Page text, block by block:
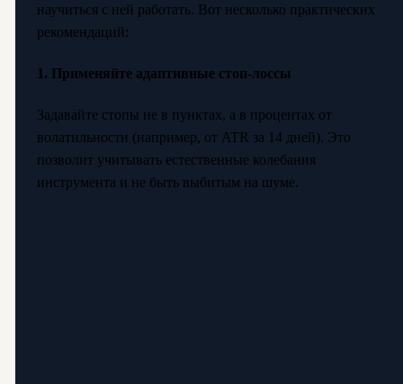
научиться с ней работать. Вот несколько практических
рекомендаций:
1. Применяйте адаптивные стоп-лоссы
Задавайте стопы не в пунктах, а в процентах от
волатильности (например, от ATR за 14 дней). Это
позволит учитывать естественные колебания
инструмента и не быть выбитым на шуме.